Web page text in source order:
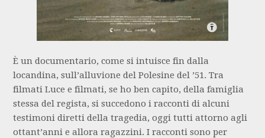
È un documentario, come si intuisce fin dalla
locandina, sull’alluvione del Polesine del ’51. Tra
filmati Luce e filmati, se ho ben capito, della famiglia
stessa del regista, si succedono i racconti di alcuni
testimoni diretti della tragedia, oggi tutti attorno agli
ottant’anni e allora ragazzini. I racconti sono per